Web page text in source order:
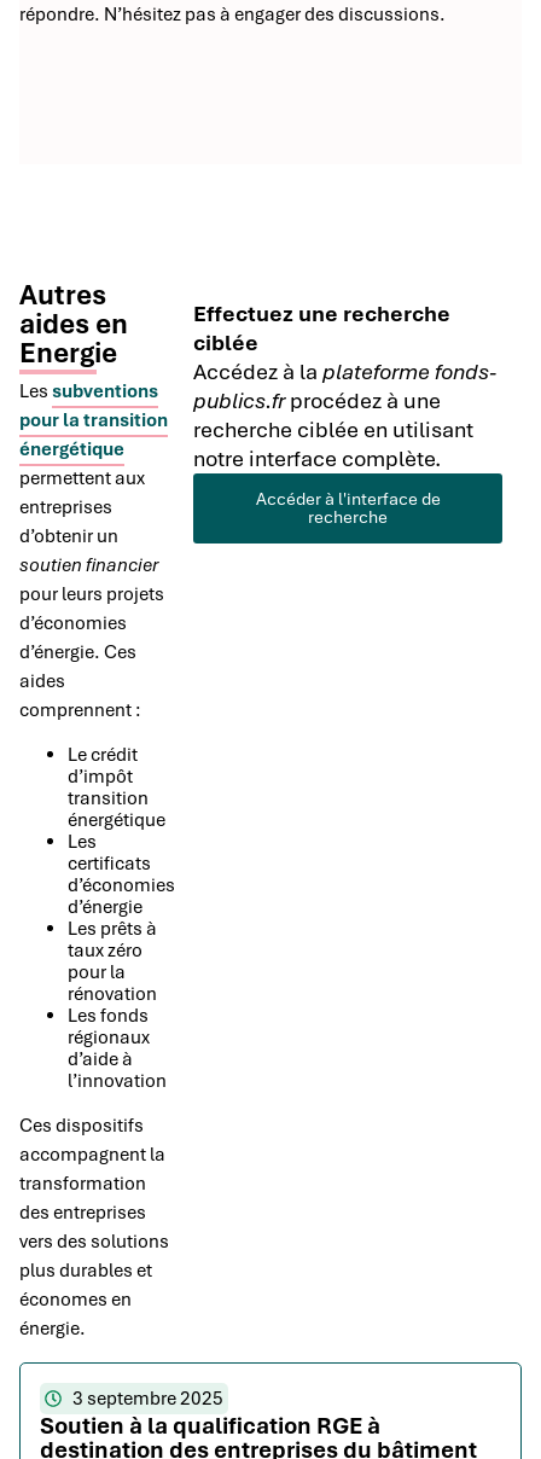
répondre. N’hésitez pas à engager des discussions.
Autres
aides en
Energie
Les subventions
pour la transition
énergétique
permettent aux
entreprises
d’obtenir un
soutien financier
pour leurs projets
d’économies
d’énergie. Ces
aides
comprennent :
Le crédit
d’impôt
transition
énergétique
Les
certificats
d’économies
d’énergie
Les prêts à
taux zéro
pour la
rénovation
Les fonds
régionaux
d’aide à
l’innovation
Ces dispositifs
accompagnent la
transformation
des entreprises
vers des solutions
plus durables et
économes en
énergie.
Effectuez une recherche
ciblée
Accédez à laplateforme fonds-
publics.frprocédez à une
recherche ciblée en utilisant
notre interface complète.
Accéder à l'interface de
recherche
3 septembre 2025
Soutien à la qualification RGE à
destination des entreprises du bâtiment